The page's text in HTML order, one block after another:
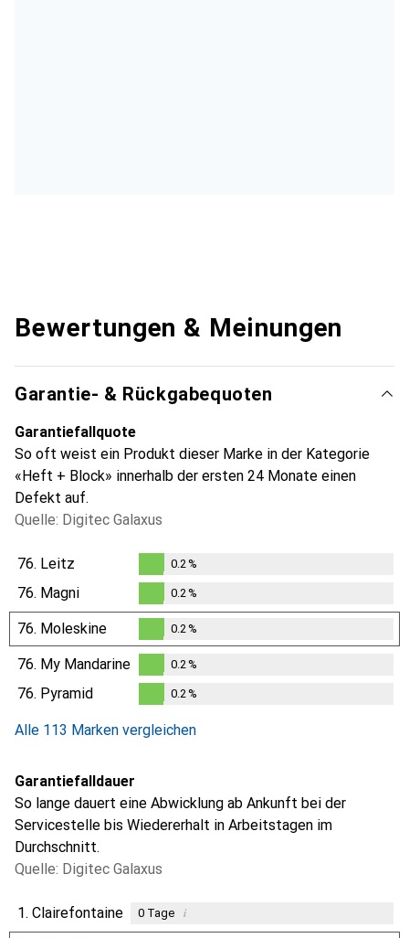
Bewertungen & Meinungen
Garantie- & Rückgabequoten
Garantiefallquote
So oft weist ein Produkt dieser Marke in der Kategorie
«Heft + Block» innerhalb der ersten 24 Monate einen
Defekt auf.
Quelle: Digitec Galaxus
76. Leitz
0.2%
0.2 %
76. Magni
0.2%
0.2 %
76. Moleskine
0.2%
0.2 %
76. My Mandarine
0.2%
0.2 %
76. Pyramid 0.2 %
Alle 113 Marken vergleichen
Garantiefalldauer
So lange dauert eine Abwicklung ab Ankunft bei der
Servicestelle bis Wiedererhalt in Arbeitstagen im
Durchschnitt.
Quelle: Digitec Galaxus
1. Clairefontaine 0Tage i